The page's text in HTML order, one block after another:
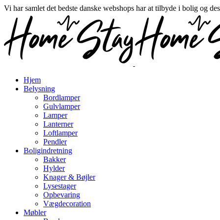
Vi har samlet det bedste danske webshops har at tilbyde i bolig og
Hjem
Belysning
Bordlamper
Gulvlamper
Lamper
Lanterner
Loftlamper
Pendler
Boligindretning
Bakker
Hylder
Knager & Bøjler
Lysestager
Opbevaring
Vægdecoration
Møbler